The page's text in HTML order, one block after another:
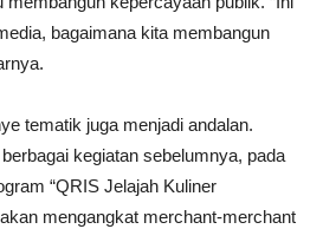
bagaimana kita membangun
tematik juga menjadi andalan.
kegiatan sebelumnya, pada
“QRIS Jelajah Kuliner
mengangkat merchant-merchant